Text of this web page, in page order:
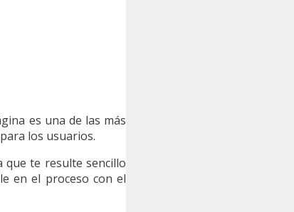
es una de las más
los usuarios.
que te resulte sencillo
en el proceso con el